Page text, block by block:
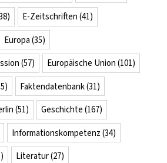
E-Zeitschriften (41)
Europa (35)
(57) Europäische Union (101)
Faktendatenbank(31)
(51) Geschichte (167)
Informationskompetenz (34)
Literatur(27)